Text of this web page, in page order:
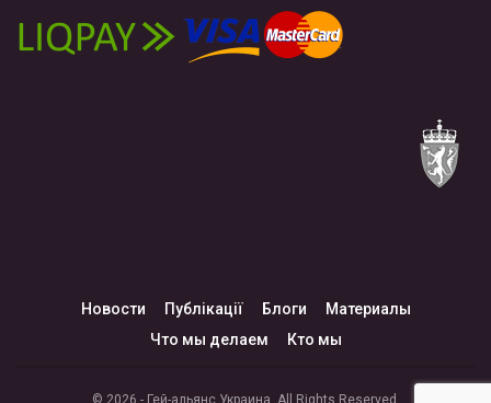
Новости Публікації Блоги
Материалы
Что мы делаем
Кто мы
© 2026 - Гей-альянс Украина. All Rights Reserved.